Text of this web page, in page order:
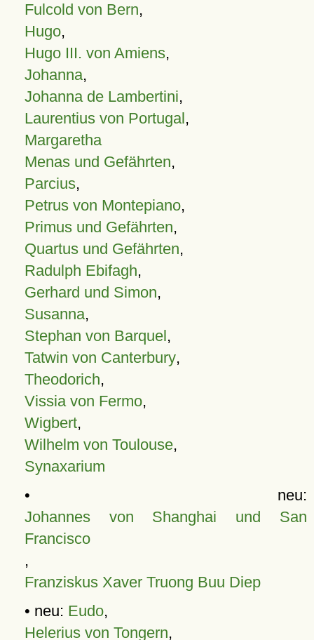
Fulcold von Bern,
Hugo,
Hugo III. von Amiens,
Johanna,
Johanna de Lambertini,
Laurentius von Portugal,
Margaretha
Menas und Gefährten,
Parcius,
Petrus von Montepiano,
Primus und Gefährten,
Quartus und Gefährten,
Radulph Ebifagh,
Gerhard und Simon,
Susanna,
Stephan von Barquel,
Tatwin von Canterbury,
Theodorich,
Vissia von Fermo,
Wigbert,
Wilhelm von Toulouse,
Synaxarium
• neu:
Johannes von Shanghai und San
Francisco
,
Franziskus Xaver Truong Buu Diep
• neu: Eudo,
Helerius von Tongern,